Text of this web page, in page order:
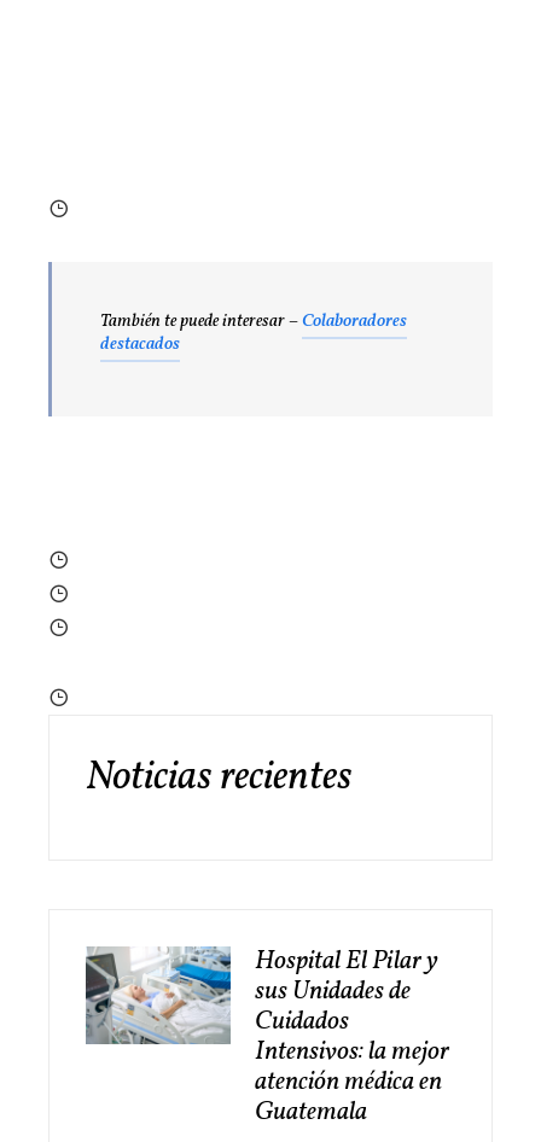
También te puede interesar –Colaboradores
destacados
Noticias recientes
Hospital El Pilar y
sus Unidades de
Cuidados
Intensivos: la mejor
atención médica en
Guatemala